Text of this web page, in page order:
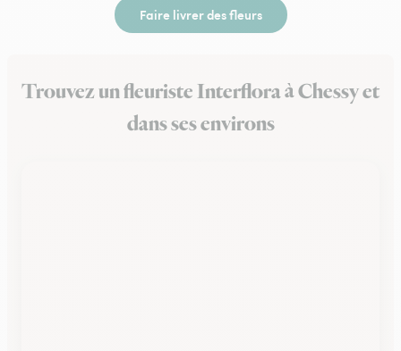
Faire livrer des fleurs
Trouvez un fleuriste Interflora à Chessy et
dans ses environs